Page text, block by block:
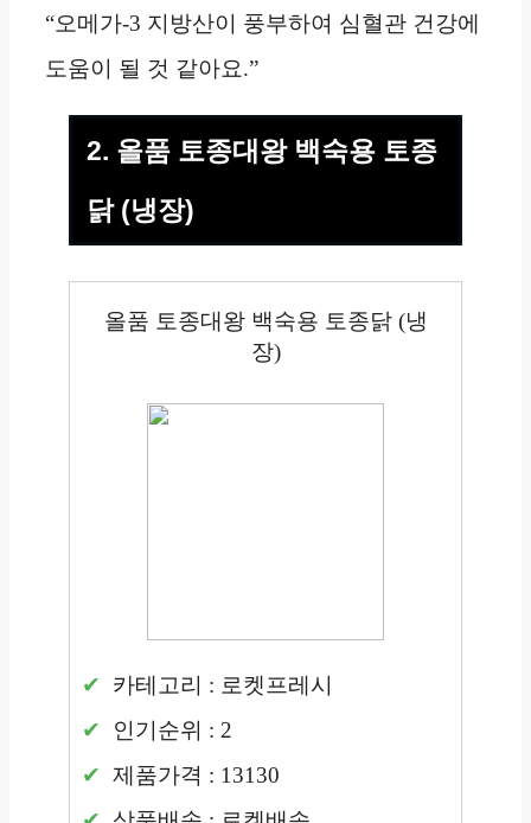
“오메가-3 지방산이 풍부하여 심혈관 건강에
도움이 될 것 같아요.”
2. 올품 토종대왕 백숙용 토종
닭 (냉장)
올품 토종대왕 백숙용 토종닭 (냉
장)
카테고리 : 로켓프레시
인기순위 : 2
제품가격 : 13130